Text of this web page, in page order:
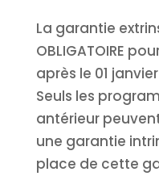
La garantie
OBLIGATOIRE
après le 01 janvier
Seuls les
antérieur
une garantie
place de cette